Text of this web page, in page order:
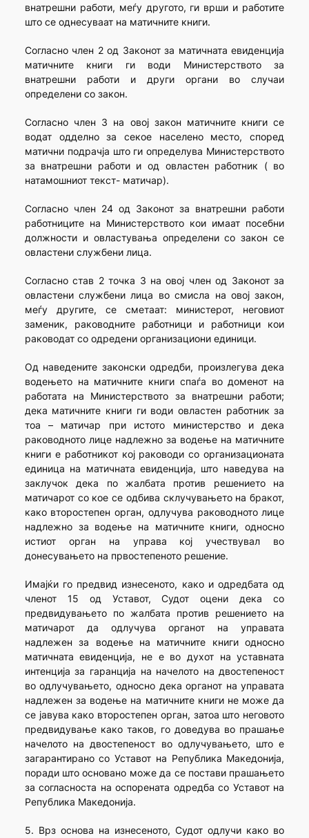
внатрешни работи, меѓу другото, ги врши и работите
што се однесуваат на матичните книги.
Согласно член 2 од Законот за матичната евиденција
матичните книги ги води Министерството за
внатрешни работи и други органи во случаи
определени со закон.
Согласно член 3 на овој закон матичните книги се
водат одделно за секое населено место, според
матични подрачја што ги определува Министерството
за внатрешни работи и од овластен работник ( во
натамошниот текст- матичар).
Согласно член 24 од Законот за внатрешни работи
работниците на Министерството кои имаат посебни
должности и овластувања определени со закон се
овластени службени лица.
Согласно став 2 точка 3 на овој член од Законот за
овластени службени лица во смисла на овој закон,
меѓу другите, се сметаат: министерот, неговиот
заменик, раководните работници и работници кои
раководат со одредени организациони единици.
Од наведените законски одредби, произлегува дека
водењето на матичните книги спаѓа во доменот на
работата на Министерството за внатрешни работи;
дека матичните книги ги води овластен работник за
тоа – матичар при истото министерство и дека
раководното лице надлежно за водење на матичните
книги е работникот кој раководи со организационата
единица на матичната евиденција, што наведува на
заклучок дека по жалбата против решението на
матичарот со кое се одбива склучувањето на бракот,
како второстепен орган, одлучува раководното лице
надлежно за водење на матичните книги, односно
истиот орган на управа кој учествувал во
донесувањето на првостепеното решение.
Имајќи го предвид изнесеното, како и одредбата од
членот 15 од Уставот, Судот оцени дека со
предвидувањето по жалбата против решението на
матичарот да одлучува органот на управата
надлежен за водење на матичните книги односно
матичната евиденција, не е во духот на уставната
интенција за гаранција на начелото на двостепеност
во одлучувањето, односно дека органот на управата
надлежен за водење на матичните книги не може да
се јавува како второстепен орган, затоа што неговото
предвидување како таков, го доведува во прашање
начелото на двостепеност во одлучувањето, што е
загарантирано со Уставот на Република Македонија,
поради што основано може да се постави прашањето
за согласноста на оспорената одредба со Уставот на
Република Македонија.
5. Врз основа на изнесеното, Судот одлучи како во